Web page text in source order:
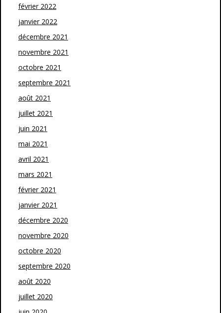
février 2022
janvier 2022
décembre 2021
novembre 2021
octobre 2021
septembre 2021
août 2021
juillet 2021
juin 2021
mai 2021
avril 2021
mars 2021
février 2021
janvier 2021
décembre 2020
novembre 2020
octobre 2020
septembre 2020
août 2020
juillet 2020